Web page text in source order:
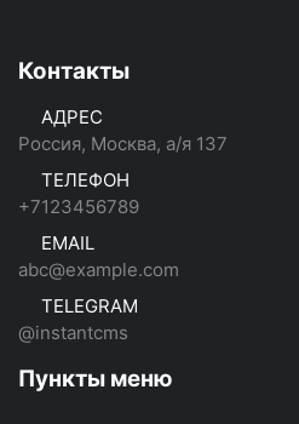
Контакты
АДРЕС
Россия, Москва, а/я 137
ТЕЛЕФОН
+7123456789
EMAIL
abc@example.com
TELEGRAM
@instantcms
Пункты меню